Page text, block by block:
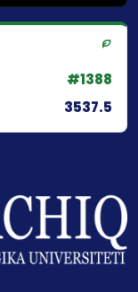
#1388
3537.5